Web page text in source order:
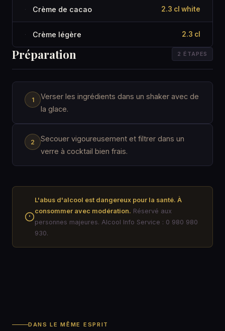
· Crème de cacao 2.3 cl white
· Crème légère 2.3 cl
Préparation 2 ÉTAPES
Verser les ingrédients dans un shaker avec de
la glace.
Secouer vigoureusement et filtrer dans un
verre à cocktail bien frais.
L'abus d'alcool est dangereux pour la santé. À
consommer avec modération. Réservé aux
personnes majeures. Alcool Info Service : 0 980 980
930.
DANS LE MÊME ESPRIT